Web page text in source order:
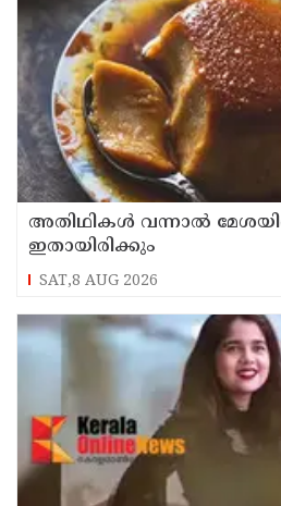
അതിഥികൾ വന്നാൽ
ഇതായിരിക്കും
SAT,8 AUG 2026